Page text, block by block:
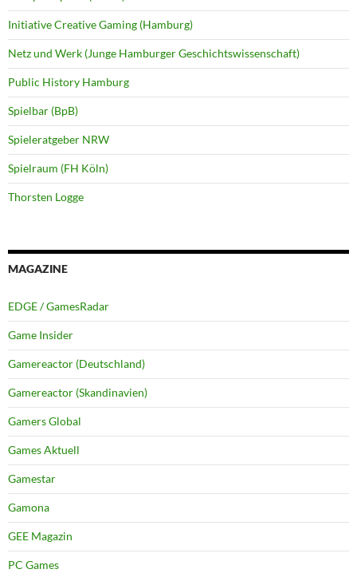
Initiative Creative Gaming (Hamburg)
Netz und Werk (Junge Hamburger Geschichtswissenschaft)
Public History Hamburg
Spielbar (BpB)
Spieleratgeber NRW
Spielraum (FH Köln)
Thorsten Logge
MAGAZINE
EDGE / GamesRadar
Game Insider
Gamereactor (Deutschland)
Gamereactor (Skandinavien)
Gamers Global
Games Aktuell
Gamestar
Gamona
GEE Magazin
PC Games